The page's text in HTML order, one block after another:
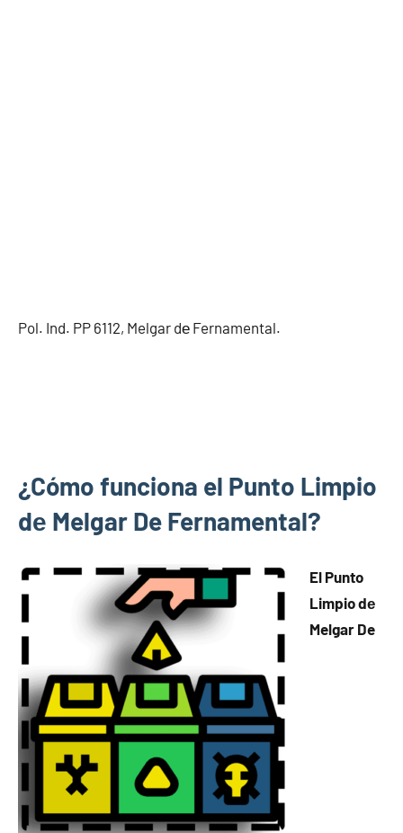
Pol. Ind. PP 6112, Melgar dе Fernamental.
¿Cómo funciona el Punto Limpio
dе Melgar De Fernamental?
El Punto
Limpio dе
Melgar De